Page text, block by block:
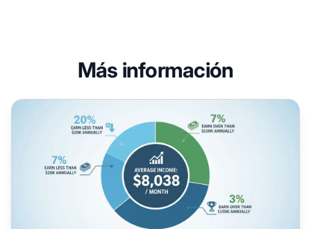
Más información
¿Puedes convertirte en millonario con el marketing de